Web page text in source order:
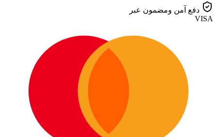
دفع آمن ومضمون عبر
VISA